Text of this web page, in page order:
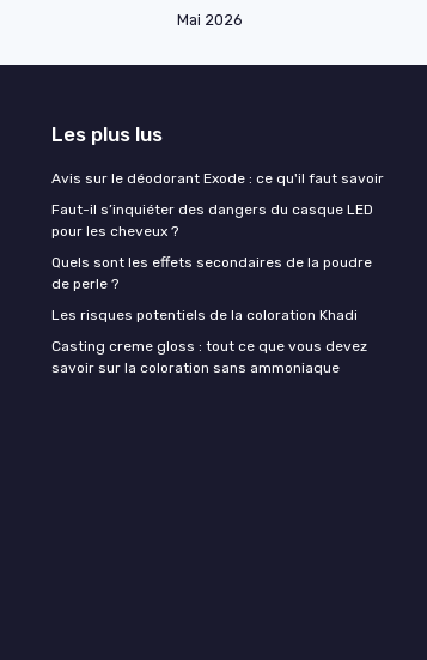
Mai 2026
Les plus lus
Avis sur le déodorant Exode : ce qu'il faut savoir
Faut-il s’inquiéter des dangers du casque LED
pour les cheveux ?
Quels sont les effets secondaires de la poudre
de perle ?
Les risques potentiels de la coloration Khadi
Casting creme gloss : tout ce que vous devez
savoir sur la coloration sans ammoniaque